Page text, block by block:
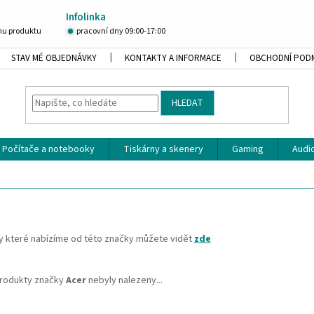
Infolinka
produktu pracovní dny 09:00-17:00
STAV MÉ OBJEDNÁVKY KONTAKTY A INFORMACE OBCHODNÍ
HLEDAT
Počítače a notebooky Tiskárny a skenery Gaming
které nabízíme od této značky můžete vidět zde
značkyAcernebyly nalezeny...